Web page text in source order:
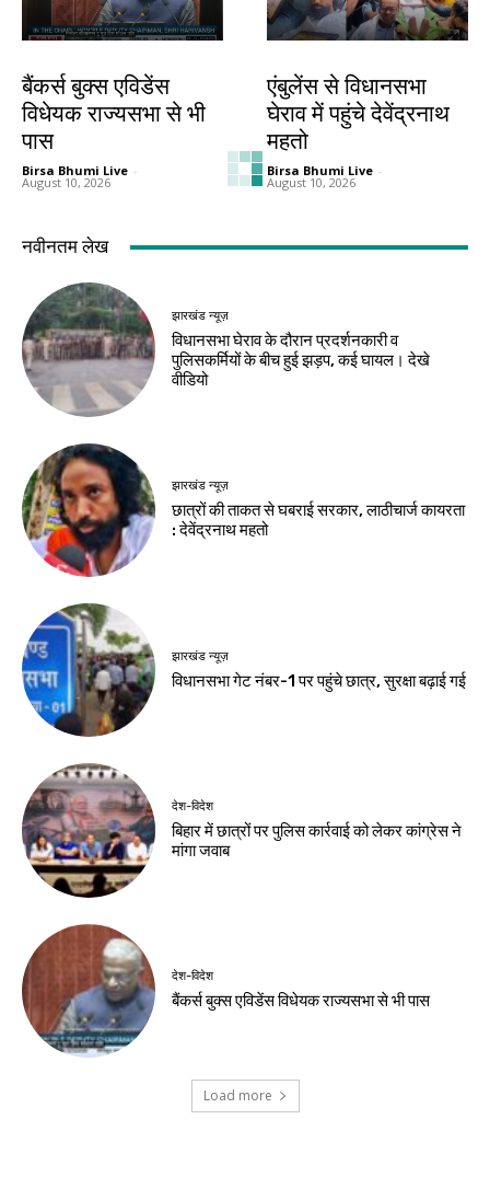
बैंकर्स बुक्स एविडेंस
विधेयक राज्यसभा से भी
पास
Birsa Bhumi Live -
August 10, 2026
एंबुलेंस से विधानसभा
घेराव में पहुंचे देवेंद्रनाथ
महतो
Birsa Bhumi Live -
August 10, 2026
जमशेदपुर
छात्रों के आंदोलन ने
खोली सरकार के
दुलाल भुइयां
Birsa Bhumi Live -
August 10, 2026
झारखंड न्यूज़
झारखंड विधानसभा में
झारखंड न्यूज़
वाटर कैनन के बीच झूमे
छात्र, बैरिकेड पर किया
Birsa Bhumi Live
August 10, 2026
नवीनतम लेख
वीडियो
झारखंड न्यूज़
छात्रों की ताकत से घबराई सरकार, लाठीचार्ज कायरता